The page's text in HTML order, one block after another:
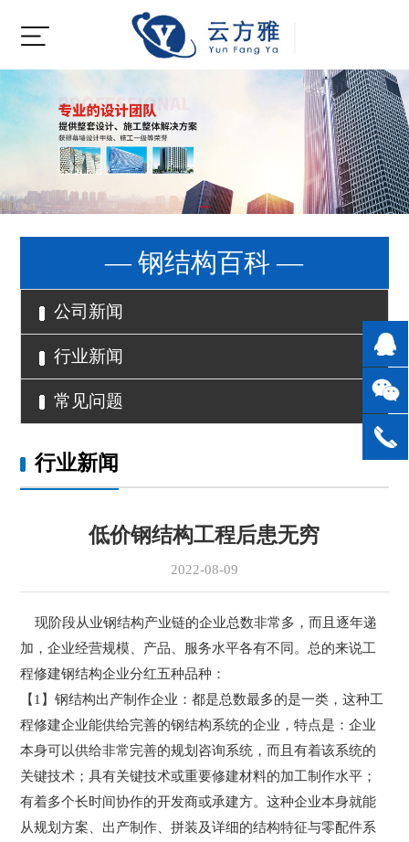
— 钢结构百科 —
公司新闻
行业新闻
常见问题
行业新闻
低价钢结构工程后患无穷
2022-08-09
现阶段从业钢结构产业链的企业总数非常多，而且逐年递
加，企业经营规模、产品、服务水平各有不同。总的来说工
程修建钢结构企业分红五种品种：
【1】钢结构出产制作企业：都是总数最多的是一类，这种工
程修建企业能供给完善的钢结构系统的企业，特点是：企业
本身可以供给非常完善的规划咨询系统，而且有着该系统的
关键技术；具有关键技术或重要修建材料的加工制作水平；
有着多个长时间协作的开发商或承建方。这种企业本身就能
从规划方案、出产制作、拼装及详细的结构特征与零配件系